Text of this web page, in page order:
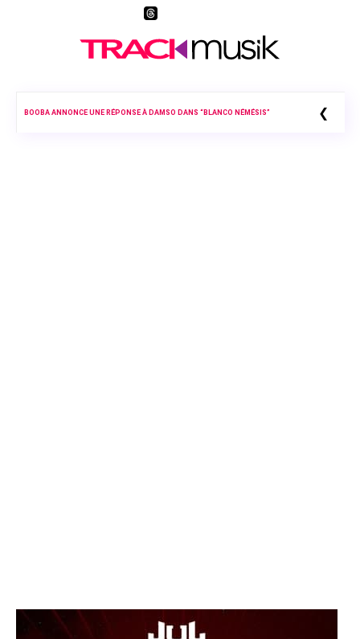
JUL PRÉPARE DÉJÀ SON PROCHAIN ALBUM 2026 ET SOLLICITE SES FANS ❮